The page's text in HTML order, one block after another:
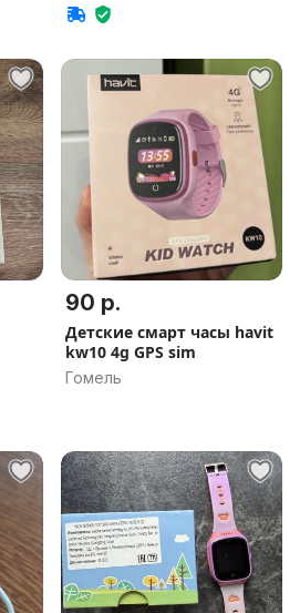
90 р.
Детские смарт часы havit
kw10 4g GPS sim
Гомель